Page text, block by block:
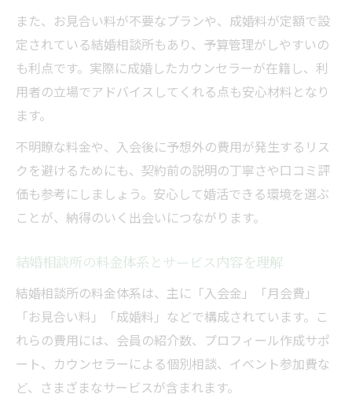
結婚相談所選択時に重視すべきポイント
結婚相談所の料金とサービス内容を比較
サポート体制を重視した結婚相談所の選び
方
実際の利用者口コミも参考に選ぼう
結婚相談所の活動内容や成婚実績を確認
埼玉県蕨市で注目の料金体系と特徴とは
結婚相談所ごとの料金体系に注目しよう
較
入会時の費用や月会費に関する基礎知識
結婚相談所の料金体系と成婚サポートの違
い
また、お見合い料が不要なプランや、成婚料が定額で設
定されている結婚相談所もあり、予算管理がしやすいの
も利点です。実際に成婚したカウンセラーが在籍し、利
用者の立場でアドバイスしてくれる点も安心材料となり
ます。
不明瞭な料金や、入会後に予想外の費用が発生するリス
クを避けるためにも、契約前の説明の丁寧さや口コミ評
価も参考にしましょう。安心して婚活できる環境を選ぶ
ことが、納得のいく出会いにつながります。
結婚相談所の料金体系とサービス内容を理解
結婚相談所の料金体系は、主に「入会金」「月会費」
「お見合い料」「成婚料」などで構成されています。こ
れらの費用には、会員の紹介数、プロフィール作成サポ
ート、カウンセラーによる個別相談、イベント参加費な
ど、さまざまなサービスが含まれます。